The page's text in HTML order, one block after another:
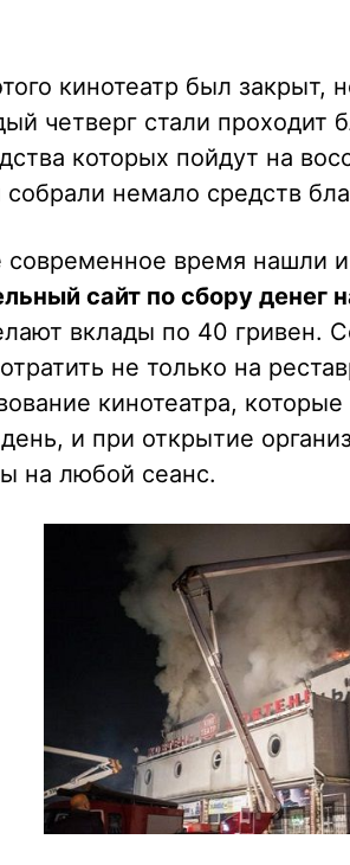
кинотеатр был закрыт,
четверг стали проходит
которых пойдут на
собрали немало средств
время нашли и
сайт по сбору денег
вклады по 40 гривен.
не только на
кинотеатра,
и при открытие
на любой сеанс.